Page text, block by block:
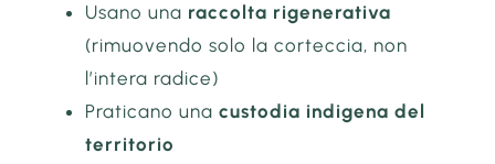
Usano una raccolta rigenerativa
(rimuovendo solo la corteccia, non
l’intera radice)
Praticano unacustodia indigena del
territorio